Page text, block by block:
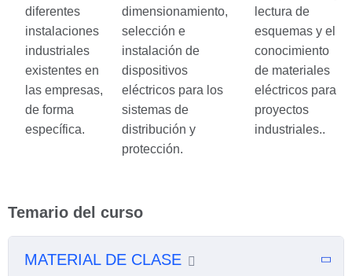
diferentes
instalaciones
industriales
existentes en
las empresas,
de forma
específica.
dimensionamiento,
selección e
instalación de
dispositivos
eléctricos para los
sistemas de
distribución y
protección.
lectura de
esquemas y el
conocimiento
de materiales
eléctricos para
proyectos
industriales..
Temario del curso
MATERIAL DE CLASE